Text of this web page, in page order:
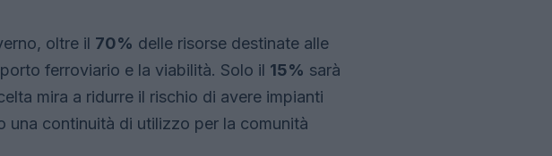
oltre il 70% delle risorse destinate alle
ferroviario e la viabilità. Solo il 15% sarà
mira a ridurre il rischio di avere impianti
una continuità di utilizzo per la comunità